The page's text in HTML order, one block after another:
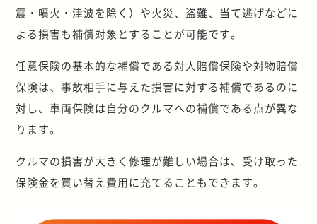
震・噴火・津波を除く）や火災、盗難、当て逃げなどに
よる損害も補償対象とすることが可能です。
任意保険の基本的な補償である対人賠償保険や対物賠償
保険は、事故相手に与えた損害に対する補償であるのに
対し、車両保険は自分のクルマへの補償である点が異な
ります。
クルマの損害が大きく修理が難しい場合は、受け取った
保険金を買い替え費用に充てることもできます。